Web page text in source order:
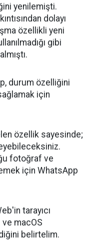
yenilemişti.
dolayı
özellikli yeni
gibi
durum özelliğini
için
özellik sayesinde;
fotoğraf ve
için WhatsApp
tarayıcı
ve macOS
belirtelim.